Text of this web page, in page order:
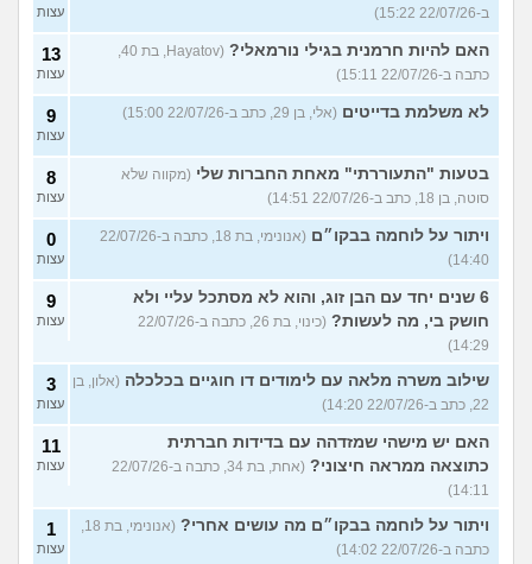
ב-22/07/26 15:22)
עצות
האם להיות חרמנית בגילי נורמאלי?
(Hayatov, בת 40,
כתבה ב-22/07/26 15:11)
13
עצות
לא משלמת בדייטים (אלי, בן 29, כתב ב-22/07/26 15:00) 9
עצות
בטעות "התעוררתי" מאחת החברות שלי (מקווה שלא
סוטה, בן 18, כתב ב-22/07/26 14:51)
8
עצות
ויתור על לוחמה בבקו״ם
(אנונימי, בת 18, כתבה ב-22/07/26
14:40)
0
עצות
6 שנים יחד עם הבן זוג, והוא לא מסתכל עליי ולא
חושק בי, מה לעשות?
(כינוי, בת 26, כתבה ב-22/07/26
14:29)
9
עצות
שילוב משרה מלאה עם לימודים דו חוגיים בכלכלה (אלון, בן
22, כתב ב-22/07/26 14:20)
3
עצות
האם יש מישהי שמזדהה עם בדידות חברתית
כתוצאה ממראה חיצוני?
(אחת, בת 34, כתבה ב-22/07/26
14:11)
11
עצות
ויתור על לוחמה בבקו״ם מה עושים אחרי?
(אנונימי, בת 18,
כתבה ב-22/07/26 14:02)
1
עצות